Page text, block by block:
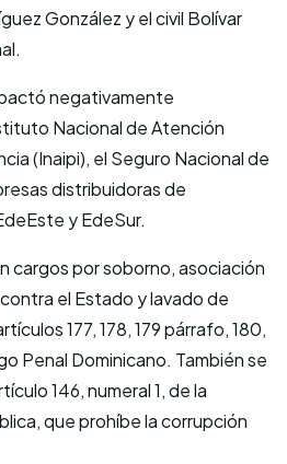
González y el civil Bolívar
negativamente
Nacional de Atención
(Inaipi), el Seguro Nacional de
distribuidoras de
y EdeSur.
cargos por soborno, asociación
el Estado y lavado de
177, 178, 179 párrafo, 180,
Penal Dominicano. También se
146, numeral 1, de la
que prohíbe la corrupción